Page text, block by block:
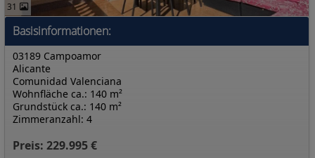
31
Basisinformationen:
03189 Campoamor
Alicante
Comunidad Valenciana
Preis: 229.995 €
Wohnfläche ca.: 140 m²
Grundstück ca.: 140 m²
Zimmeranzahl: 4